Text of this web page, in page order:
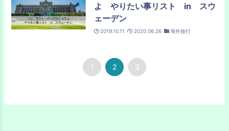
よ やりたい事リスト in スウ
ェーデン
2019.10.11 2020.06.26 海外旅行
1 2 3